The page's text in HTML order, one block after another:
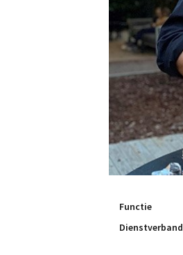
Functie
Dienstverband